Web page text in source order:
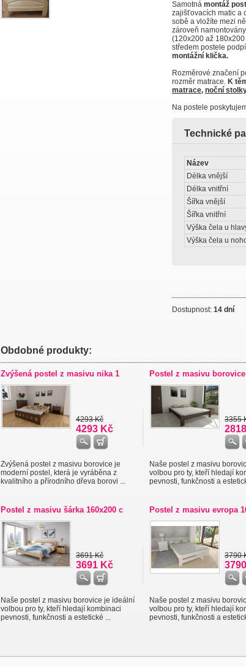
Samotná montáž
zajišťovacích matic a
sobě a vložíte mezi
zároveň
(120x200 až
středem postele
montážní klička.
Rozměrové značení
rozměr matrace. K
matrace, noční stolky
Na postele
Technické
Název
Délka vnější
Délka vnitřní
Šířka vnější
Šířka vnitřní
Výška čela u
Výška čela u
Dostupnost: 14 dní
Obdobné produkty:
Zvýšená postel z masivu nika 1
4293 Kč
4293 Kč
Zvýšená postel z masivu borovice je
moderní postel, která je vyráběna z
kvalitního a přírodního dřeva borovi ...
Postel z masivu
3355
Naše postel z masivu
volbou pro ty, kteří hledají
pevnosti, funkčnosti a
Postel z masivu šárka 160x200 c
3691 Kč
3691 Kč
Naše postel z masivu borovice je ideální
volbou pro ty, kteří hledají kombinaci
pevnosti, funkčnosti a estetické ...
Postel z masivu evropa
3790
Naše postel z masivu
volbou pro ty, kteří hledají
pevnosti, funkčnosti a